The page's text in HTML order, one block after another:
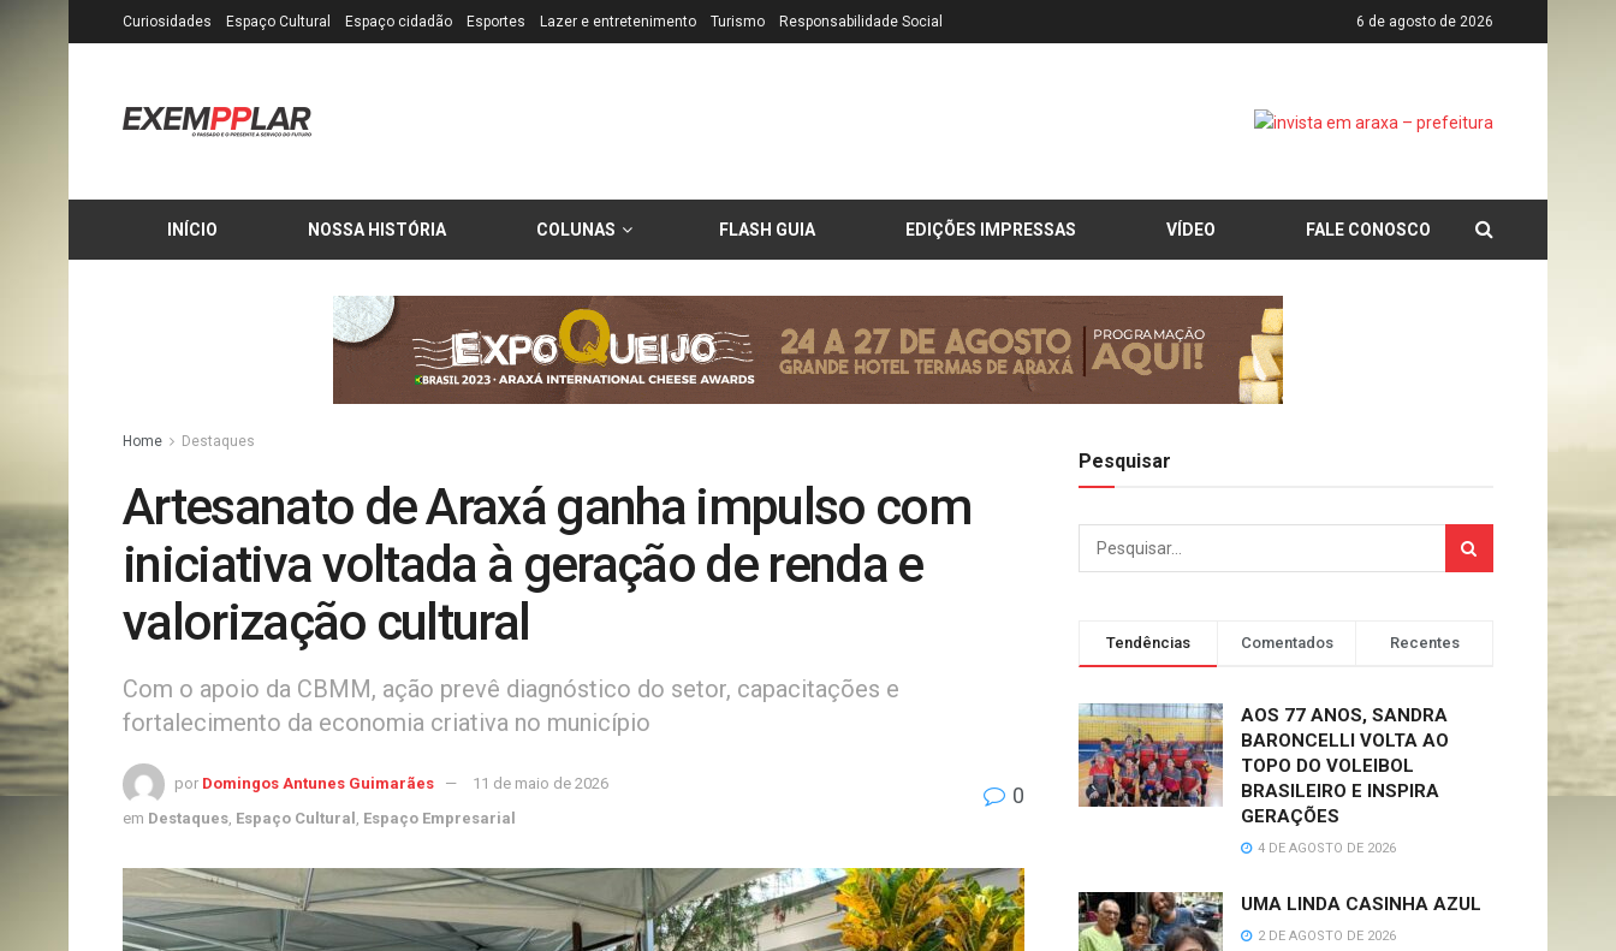
Curiosidades Espaço Cultural Espaço cidadão Esportes Lazer e entretenimento Turismo Responsabilidade Social 6 de agosto de 2026
INÍCIO NOSSA HISTÓRIA COLUNAS FLASH GUIA EDIÇÕES IMPRESSAS VÍDEO FALE CONOSCO
Home Destaques
Artesanato de Araxá ganha impulso com
iniciativa voltada à geração de renda e
valorização cultural
Com o apoio da CBMM, ação prevê diagnóstico do setor, capacitações e
fortalecimento da economia criativa no município
por Domingos Antunes Guimarães
11 de maio de 2026
em Destaques Espaço Cultural Espaço Empresarial
0
Pesquisar
Tendências Comentados Recentes
AOS 77 ANOS, SANDRA
BARONCELLI VOLTA AO
TOPO DO VOLEIBOL
BRASILEIRO E INSPIRA
GERAÇÕES
4 DE AGOSTO DE 2026
UMA LINDA CASINHA AZUL
2 DE AGOSTO DE 2026